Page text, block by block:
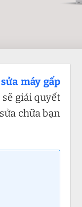
sửa máy gấp
giải quyết
chữa bạn